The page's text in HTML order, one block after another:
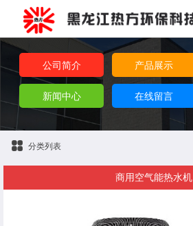
公司简介 产品展示
新闻中心 在线留言
分类列表
商用空气能热水机